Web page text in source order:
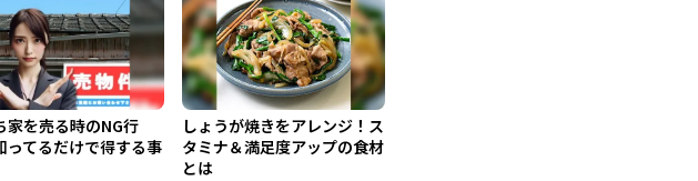
家を売る時のNG行
ってるだけで得する事
しょうが焼きをアレンジ！ス
タミナ＆満足度アップの食材
とは